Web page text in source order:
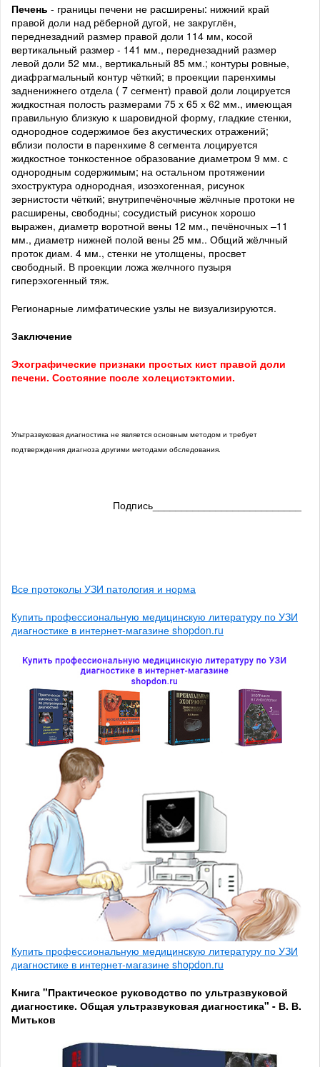
Печень - границы печени не расширены: нижний край
правой доли над рёберной дугой, не закруглён,
переднезадний размер правой доли 114 мм, косой
вертикальный размер - 141 мм., переднезадний размер
левой доли 52 мм., вертикальный 85 мм.; контуры ровные,
диафрагмальный контур чёткий; в проекции паренхимы
задненижнего отдела ( 7 сегмент) правой доли лоцируется
жидкостная полость размерами 75 х 65 х 62 мм., имеющая
правильную близкую к шаровидной форму, гладкие стенки,
однородное содержимое без акустических отражений;
вблизи полости в паренхиме 8 сегмента лоцируется
жидкостное тонкостенное образование диаметром 9 мм. с
однородным содержимым; на остальном протяжении
эхоструктура однородная, изоэхогенная, рисунок
зернистости чёткий; внутрипечёночные жёлчные протоки не
расширены, свободны; сосудистый рисунок хорошо
выражен, диаметр воротной вены 12 мм., печёночных –11
мм., диаметр нижней полой вены 25 мм.. Общий жёлчный
проток диам. 4 мм., стенки не утолщены, просвет
свободный. В проекции ложа желчного пузыря
гиперэхогенный тяж.
Регионарные лимфатические узлы не визуализируются.
Заключение
Эхографические признаки простых кист правой доли
печени. Состояние после холецистэктомии.
Ультразвуковая диагностика не является основным методом и требует
подтверждения диагноза другими методами обследования.
Подпись__________________________
Все протоколы УЗИ патология и норма
Купить профессиональную медицинскую литературу по УЗИ
диагностике в интернет-магазине shopdon.ru
Купить профессиональную медицинскую литературу по УЗИ
диагностике в интернет-магазине shopdon.ru
Книга "Практическое руководство по ультразвуковой
диагностике. Общая ультразвуковая диагностика" - В. В.
Митьков